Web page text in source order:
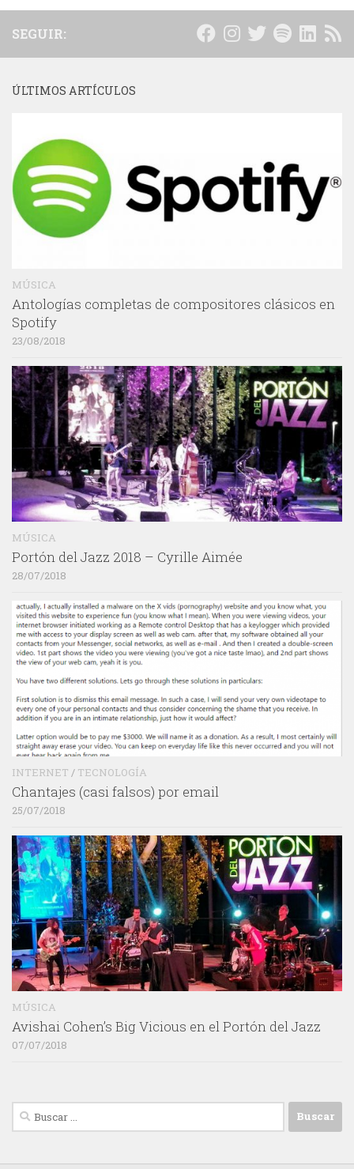
SEGUIR:
ÚLTIMOS ARTÍCULOS
MÚSICA
Antologías completas de compositores clásicos en
Spotify
23/08/2018
MÚSICA
Portón del Jazz 2018 – Cyrille Aimée
28/07/2018
INTERNET / TECNOLOGÍA
Chantajes (casi falsos) por email
25/07/2018
MÚSICA
Avishai Cohen’s Big Vicious en el Portón del Jazz
07/07/2018
Buscar: